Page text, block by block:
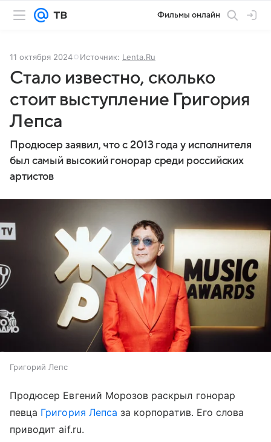
Фильмы онлайн
11 октября 2024 Источник: Lenta.Ru
Стало известно, сколько
стоит выступление Григория
Лепса
Продюсер заявил, что с 2013 года у исполнителя
был самый высокий гонорар среди российских
артистов
Григорий Лепс
Продюсер Евгений Морозов раскрыл гонорар
певца Григория Лепса за корпоратив. Его слова
приводит aif.ru.